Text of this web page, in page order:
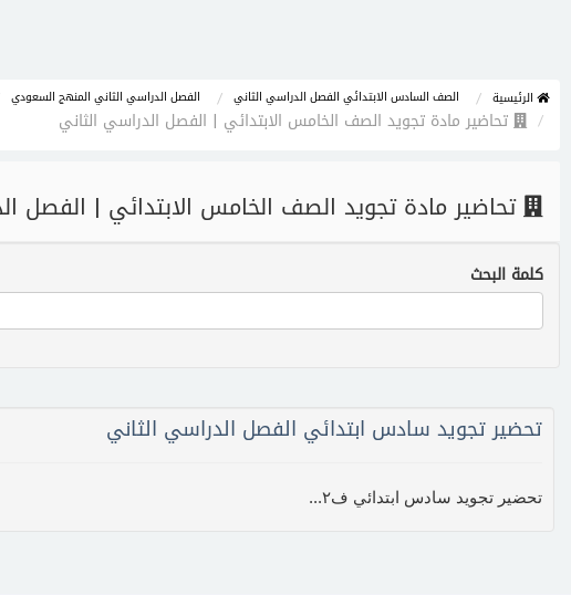
الرئيسية الصف السادس الابتدائي الفصل الدراسي الثاني الفصل الدراسي الثاني المنهج السعودي
تحاضير مادة تجويد الصف الخامس الابتدائي | الفصل الدراسي الثاني
تحاضير مادة تجويد الصف الخامس الابتدائي | الفصل
كلمة البحث
تحضير تجويد سادس ابتدائي الفصل الدراسي الثاني
تحضير تجويد سادس ابتدائي ف٢...